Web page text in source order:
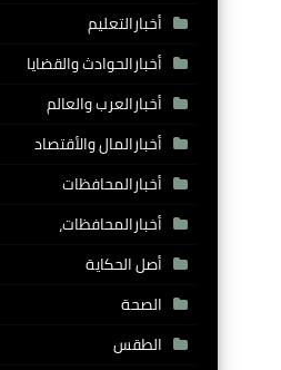
أخبارالتعليم
أخبارالحوادث والقضايا
أخبارالعرب والعالم
أخبارالمال والأقتصاد
أخبارالمحافظات
أخبارالمحافظات،
أصل الحكاية
الصحة
الطقس